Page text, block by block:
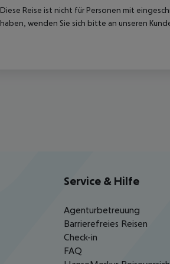
Diese Reise ist nicht für Personen mit
haben, wenden Sie sich bitte an unseren
Service & Hilfe
Agenturbetreuung
Barrierefreies Reisen
Check-in
FAQ